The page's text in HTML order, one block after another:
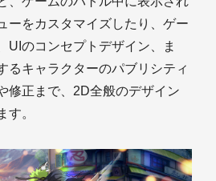
ーをカスタマイズしたり、ゲー
UIのコンセプトデザイン、ま
るキャラクターのパブリシティ
修正まで、2D全般のデザイン
す。